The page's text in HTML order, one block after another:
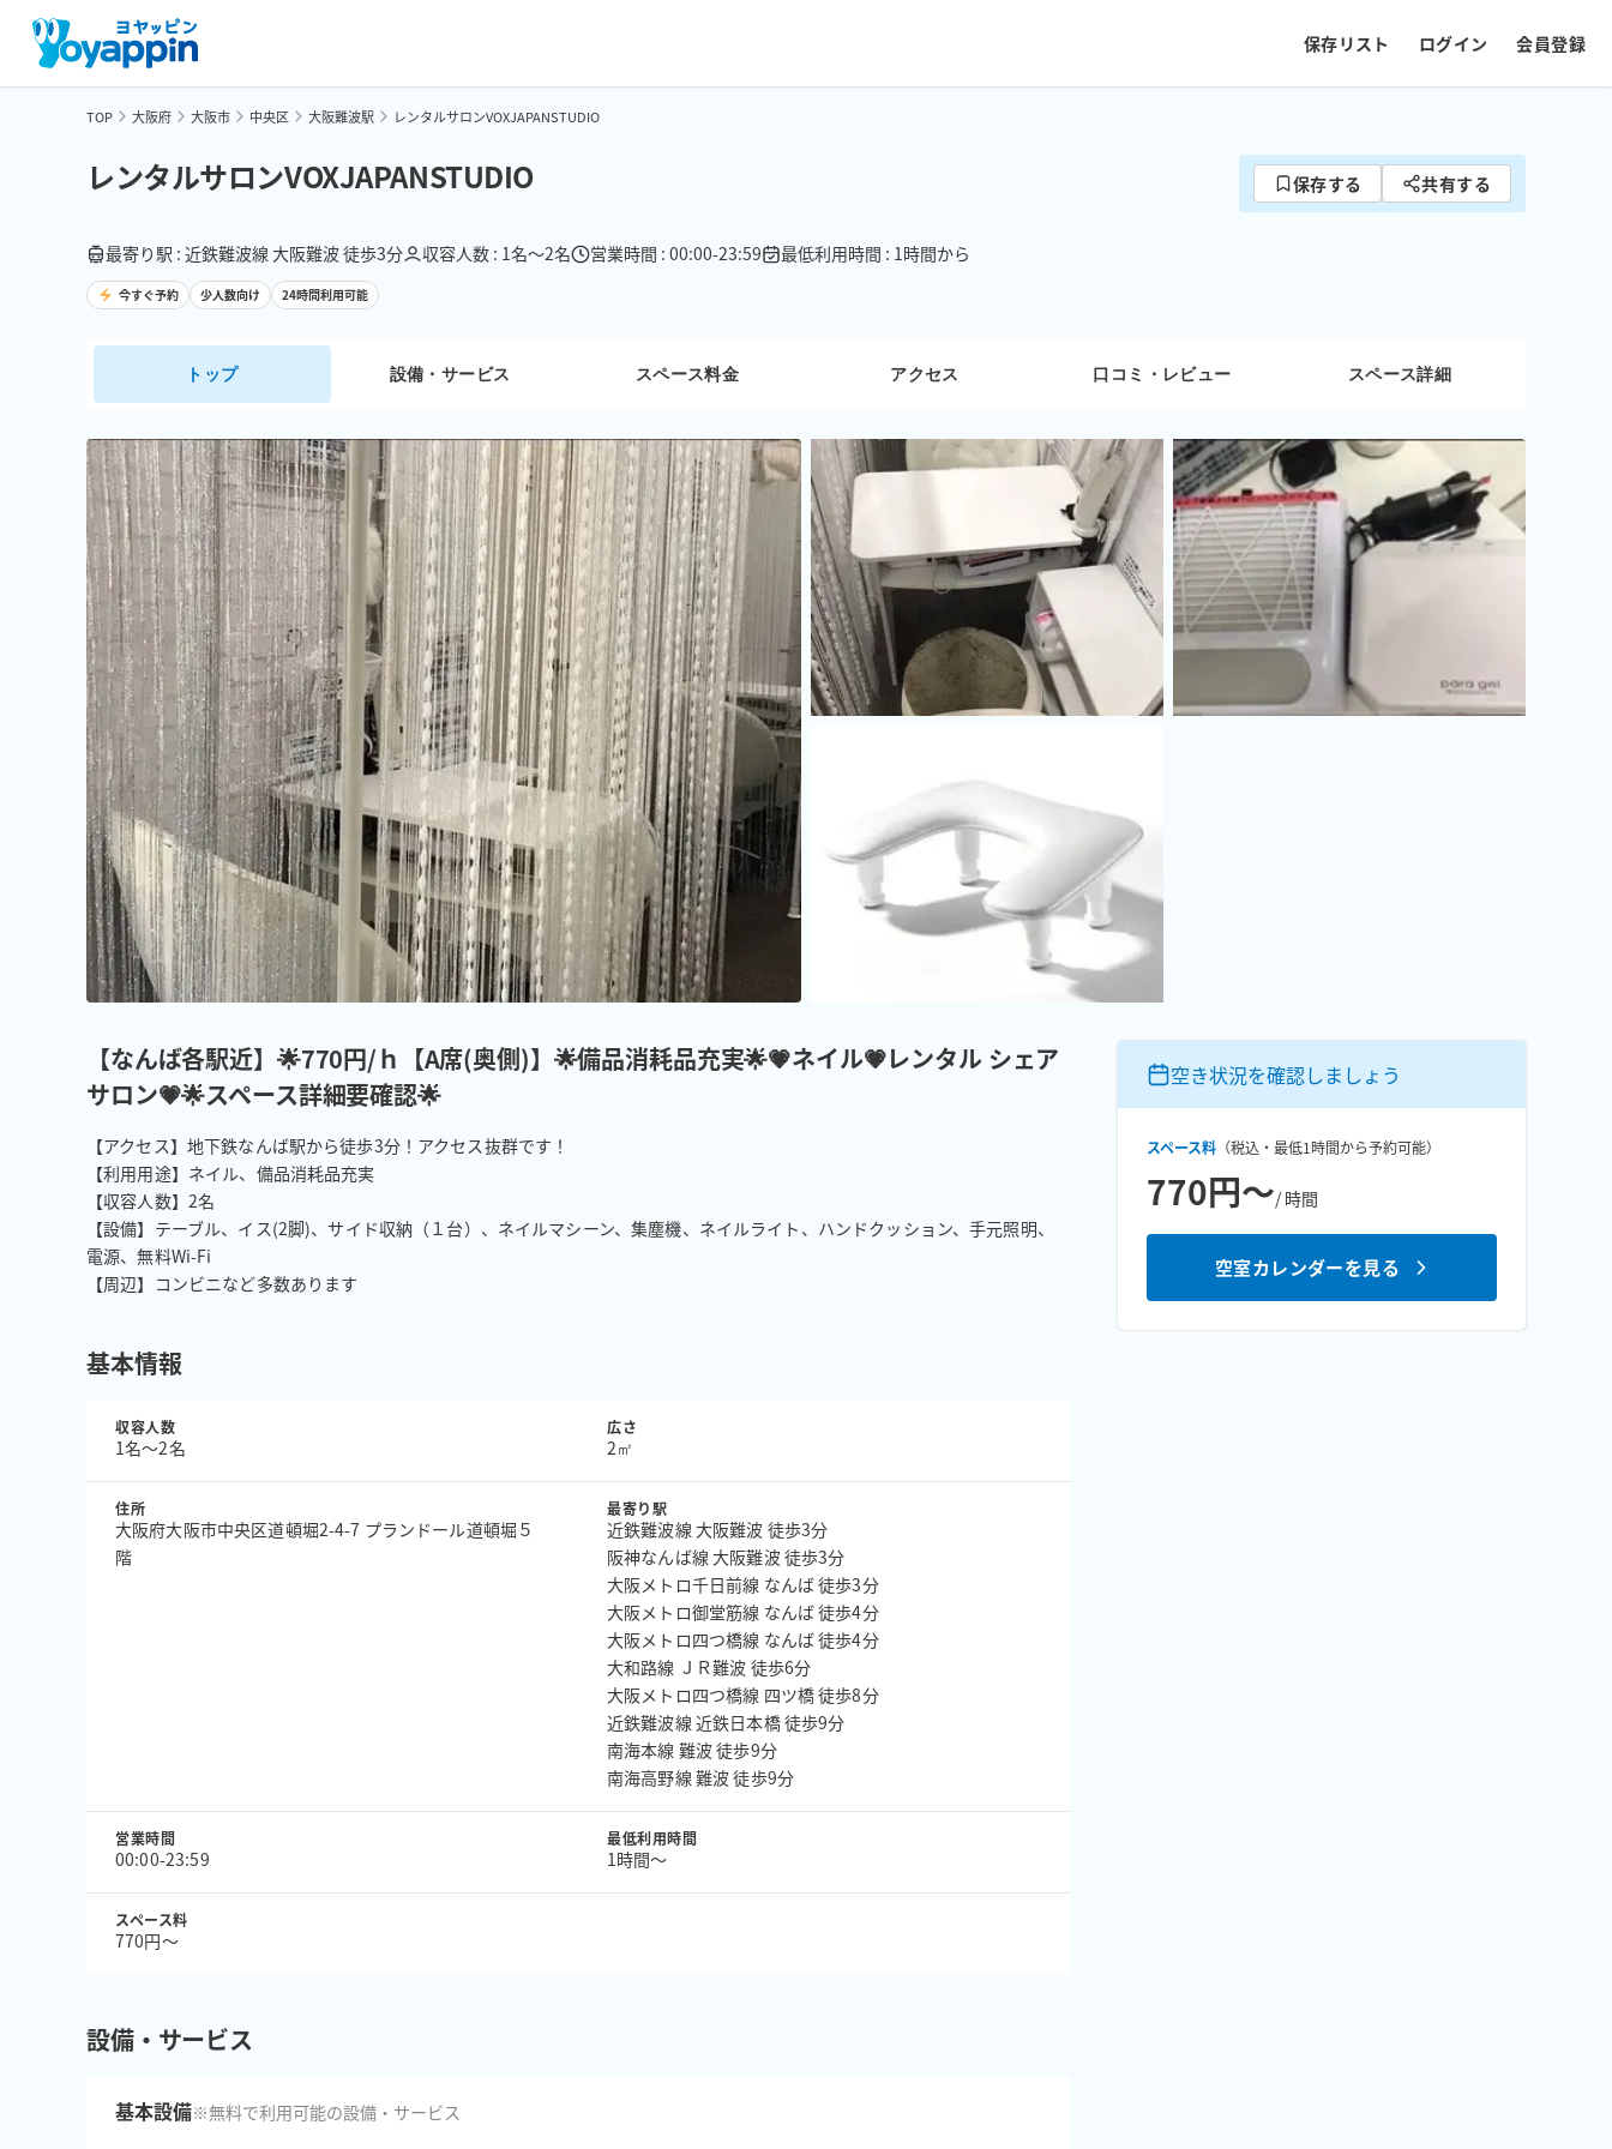
保存リスト ログイン 会員登録
TOP 大阪府 大阪市 中央区 大阪難波駅 レンタルサロンVOXJAPANSTUDIO
レンタルサロンVOXJAPANSTUDIO 保存する 共有する
最寄り駅 : 近鉄難波線 大阪難波 徒歩3分 収容人数 : 1名〜2名 営業時間 : 00:00-23:59 最低利用時間 : 1時間から
今すぐ予約 少人数向け 24時間利用可能
トップ 設備・サービス スペース料金 アクセス 口コミ・レビュー スペース詳細
【なんば各駅近】🌟770円/ｈ【A席(奥側)】🌟備品消耗品充実🌟💗ネイル💗レンタル シェア
サロン💗🌟スペース詳細要確認🌟
【アクセス】地下鉄なんば駅から徒歩3分！アクセス抜群です！
【利用用途】ネイル、備品消耗品充実
【収容人数】2名
【設備】テーブル、イス(2脚)、サイド収納（１台）、ネイルマシーン、集塵機、ネイルライト、ハンドクッション、手元照明、
電源、無料Wi-Fi
【周辺】コンビニなど多数あります
基本情報
収容人数
1名〜2名
広さ
2㎡
住所
大阪府大阪市中央区道頓堀2-4-7 プランドール道頓堀５
階
最寄り駅
近鉄難波線 大阪難波 徒歩3分
阪神なんば線 大阪難波 徒歩3分
大阪メトロ千日前線 なんば 徒歩3分
大阪メトロ御堂筋線 なんば 徒歩4分
大阪メトロ四つ橋線 なんば 徒歩4分
大和路線 ＪＲ難波 徒歩6分
大阪メトロ四つ橋線 四ツ橋 徒歩8分
近鉄難波線 近鉄日本橋 徒歩9分
南海本線 難波 徒歩9分
南海高野線 難波 徒歩9分
営業時間
00:00-23:59
最低利用時間
1時間〜
スペース料
770円〜
設備・サービス
基本設備※無料で利用可能の設備・サービス
空き状況を確認しましょう
スペース料 （税込・最低1時間から予約可能）
770円〜/ 時間
空室カレンダーを見る